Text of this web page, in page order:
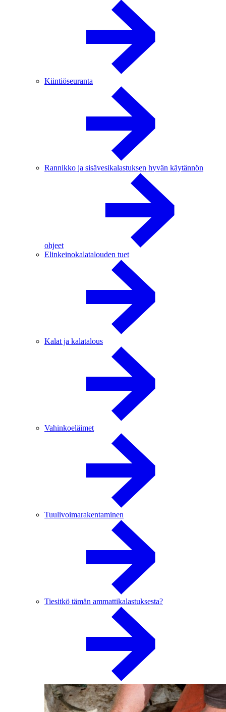
Kiintiöseuranta
Rannikko ja sisävesikalastuksen hyvän käytännön
ohjeet
Elinkeinokalatalouden tuet
Kalat ja kalatalous
Vahinkoeläimet
Tuulivoimarakentaminen
Tiesitkö tämän ammattikalastuksesta?